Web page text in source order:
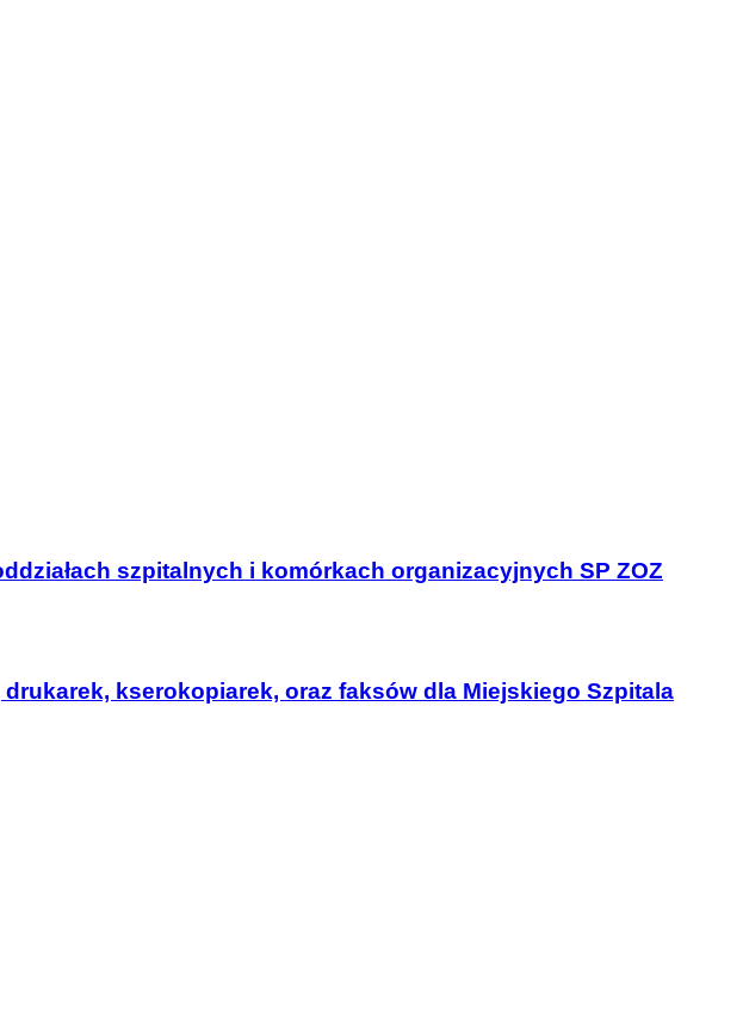
szpitalnych i komórkach organizacyjnych SP ZOZ
kserokopiarek, oraz faksów dla Miejskiego Szpitala